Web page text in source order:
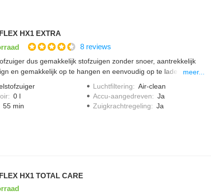
HX1 EXTRA
8 reviews
dus gemakkelijk stofzuigen zonder snoer, aantrekkelijk
en gemakkelijk op te hangen en eenvoudig op te laden,
vermogen van 210 watt, stofreservoir gemakkelijk te
system, twee -traps filtersysteem, inclusief een extra
meer...
: 0 l
55 min
Luchtfiltering: Air-clean
Accu-aangedreven: Ja
Zuigkrachtregeling: Ja
HX1 TOTAL CARE